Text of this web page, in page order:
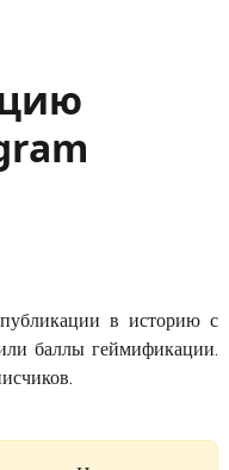
в историю с
баллы геймификации.